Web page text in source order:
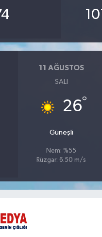
11 AĞUSTOS
SALI
26°
Güneşli
Nem: %55
Rüzgar: 6.50 m/s